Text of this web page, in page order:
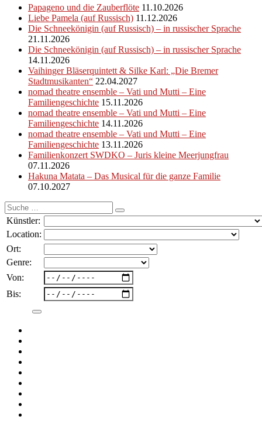
Papageno und die Zauberflöte 11.10.2026
Liebe Pamela (auf Russisch) 11.12.2026
Die Schneekönigin (auf Russisch) – in russischer Sprache
21.11.2026
Die Schneekönigin (auf Russisch) – in russischer Sprache
14.11.2026
Vaihinger Bläserquintett & Silke Karl: „Die Bremer
Stadtmusikanten“ 22.04.2027
nomad theatre ensemble – Vati und Mutti – Eine
Familiengeschichte 15.11.2026
nomad theatre ensemble – Vati und Mutti – Eine
Familiengeschichte 14.11.2026
nomad theatre ensemble – Vati und Mutti – Eine
Familiengeschichte 13.11.2026
Familienkonzert SWDKO – Juris kleine Meerjungfrau
07.11.2026
Hakuna Matata – Das Musical für die ganze Familie
07.10.2027
Suche
nach:
Künstler:
Location:
Ort:
Genre:
Von:
Bis: